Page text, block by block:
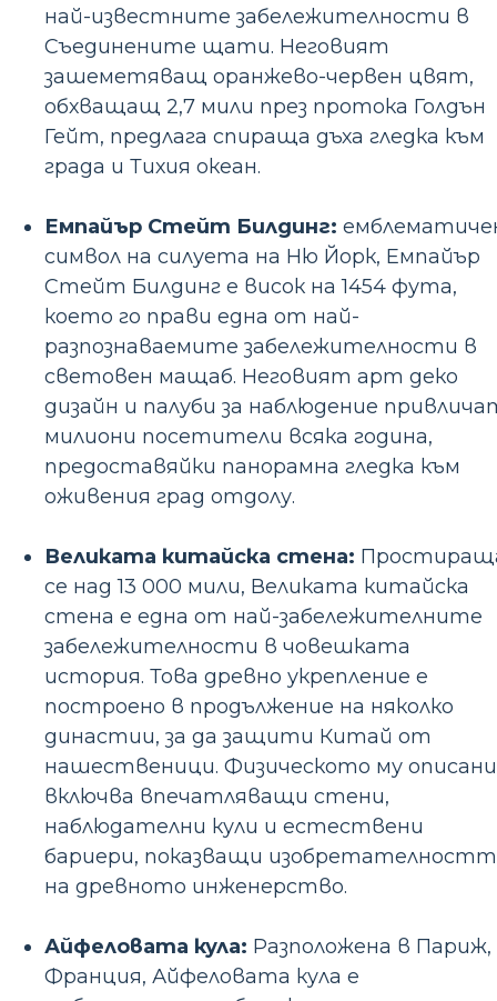
най-известните забележителности в
Съединените щати. Неговият
зашеметяващ оранжево-червен цвят,
обхващащ 2,7 мили през протока Голдън
Гейт, предлага спираща дъха гледка към
града и Тихия океан.
Емпайър Стейт Билдинг:
символ на силуета на Ню Йорк, Емпайър
Стейт Билдинг е висок на 1454 фута,
което го прави една от най-
разпознаваемите забележителности в
световен мащаб. Неговият арт деко
дизайн и палуби за наблюдение
милиони посетители всяка година,
предоставяйки панорамна гледка към
оживения град отдолу.
Великата китайска стена:
се над 13 000 мили, Великата китайска
стена е една от най-забележителните
забележителности в човешката
история. Това древно укрепление е
построено в продължение на няколко
династии, за да защити Китай от
нашественици. Физическото му
включва впечатляващи стени,
наблюдателни кули и естествени
бариери, показващи
на древното инженерство.
Айфеловата кула: Разположена в Париж,
Франция, Айфеловата кула е